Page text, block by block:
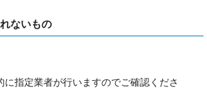
ないもの
に指定業者が行いますのでご確認くださ